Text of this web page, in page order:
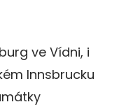
ve Vídni, i
Innsbrucku